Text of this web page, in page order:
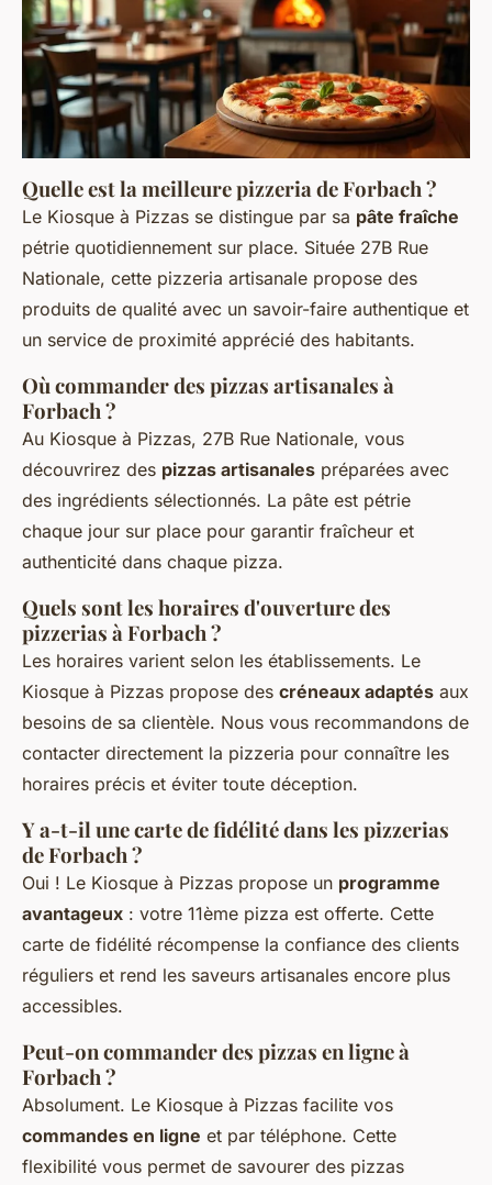
Quelle est la meilleure pizzeria de Forbach ?
Le Kiosque à Pizzas se distingue par sa pâte fraîche
pétrie quotidiennement sur place. Située 27B Rue
Nationale, cette pizzeria artisanale propose des
produits de qualité avec un savoir-faire authentique et
un service de proximité apprécié des habitants.
Où commander des pizzas artisanales à
Forbach ?
Au Kiosque à Pizzas, 27B Rue Nationale, vous
découvrirez des pizzas artisanales préparées avec
des ingrédients sélectionnés. La pâte est pétrie
chaque jour sur place pour garantir fraîcheur et
authenticité dans chaque pizza.
Quels sont les horaires d'ouverture des
pizzerias à Forbach ?
Les horaires varient selon les établissements. Le
Kiosque à Pizzas propose des créneaux adaptés aux
besoins de sa clientèle. Nous vous recommandons de
contacter directement la pizzeria pour connaître les
horaires précis et éviter toute déception.
Y a-t-il une carte de fidélité dans les pizzerias
de Forbach ?
Oui ! Le Kiosque à Pizzas propose un programme
avantageux : votre 11ème pizza est offerte. Cette
carte de fidélité récompense la confiance des clients
réguliers et rend les saveurs artisanales encore plus
accessibles.
Peut-on commander des pizzas en ligne à
Forbach ?
Absolument. Le Kiosque à Pizzas facilite vos
commandes en ligne et par téléphone. Cette
flexibilité vous permet de savourer des pizzas